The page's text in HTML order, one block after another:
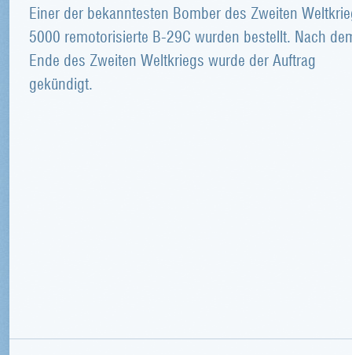
Einer der bekanntesten Bomber des Zweiten
5000 remotorisierte B-29C wurden bestellt. Nach
Ende des Zweiten Weltkriegs wurde der Auftrag
gekündigt.